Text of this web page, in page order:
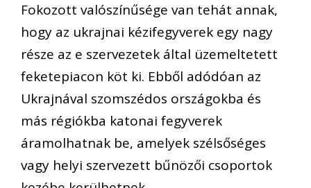
Fokozott valószínűsége van tehát annak,
hogy az ukrajnai kézifegyverek egy nagy
része az e szervezetek által üzemeltetett
feketepiacon köt ki. Ebből adódóan az
Ukrajnával szomszédos országokba és
más régiókba katonai fegyverek
áramolhatnak be, amelyek szélsőséges
vagy helyi szervezett bűnözői csoportok